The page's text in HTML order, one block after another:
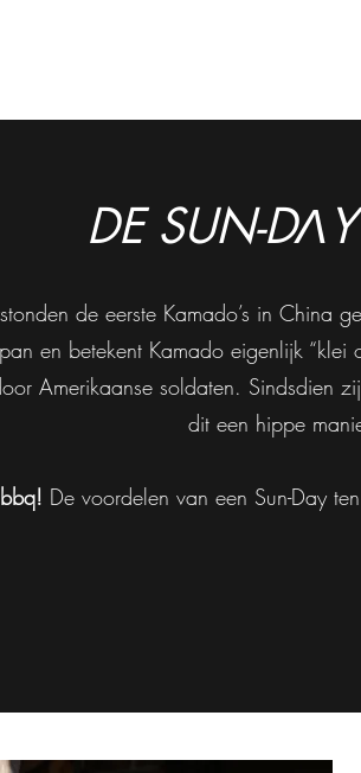
DE SUN-
de eerste Kamado’s in China
en betekent Kamado eigenlijk
Amerikaanse soldaten. Sindsdien
dit een hippe
De voordelen van een Sun-Day